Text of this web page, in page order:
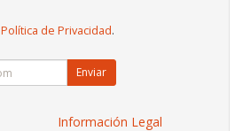
Política de Privacidad.
Enviar
Información Legal